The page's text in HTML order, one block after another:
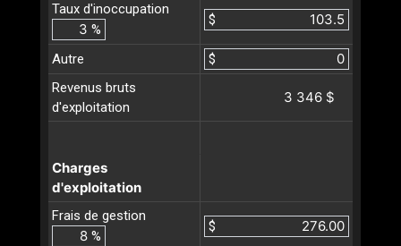
Taux d'inoccupation
%
$
Autre
$
Revenus bruts
d'exploitation
3 346 $
Charges
d'exploitation
Frais de gestion
%
$